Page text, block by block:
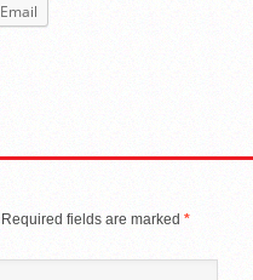
Email
Required fields are marked *